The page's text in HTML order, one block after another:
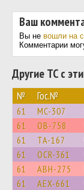
Ваш
Вы не вошли на
Комментарии
Другие ТС с
№ Гос.№
61 MC-307
61 OB-758
61 TA-167
61 OCR-361
61 ABH-275
61 AEX-661